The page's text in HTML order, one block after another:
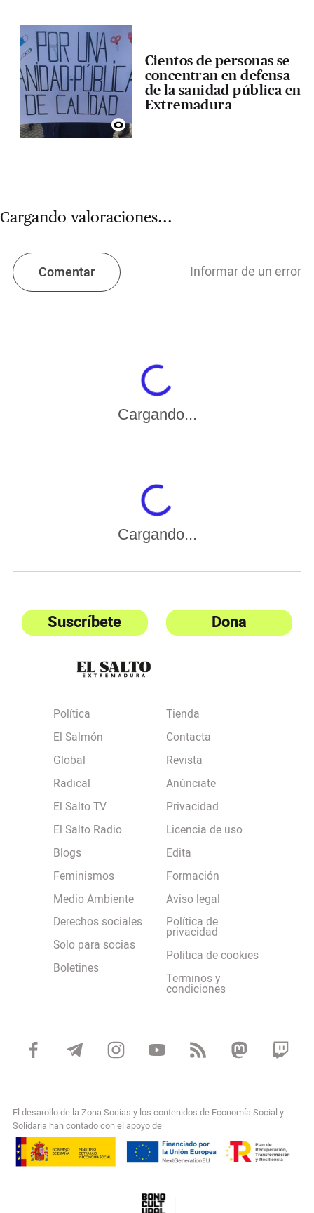
Cientos de personas se
concentran en defensa
de la sanidad pública en
Extremadura
Cargando valoraciones...
Comentar Informar de un error
Cargando...
Cargando...
Suscríbete Dona
Política
El Salmón
Global
Radical
El Salto TV
El Salto Radio
Blogs
Feminismos
Medio Ambiente
Derechos sociales
Solo para socias
Boletines
Tienda
Contacta
Revista
Anúnciate
Privacidad
Licencia de uso
Edita
Formación
Aviso legal
Política de
privacidad
Política de cookies
Terminos y
condiciones
El desarollo de la Zona Socias y los contenidos de Economía Social y
Solidaria han contado con el apoyo de